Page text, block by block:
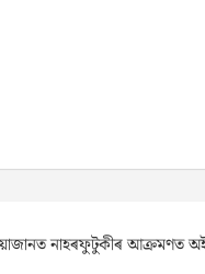
নাহৰফুটুকীৰ আক্ৰমণত